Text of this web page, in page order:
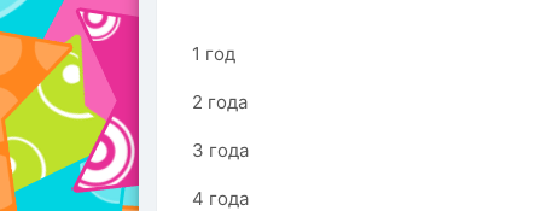
1 год
2 года
3 года
4 года